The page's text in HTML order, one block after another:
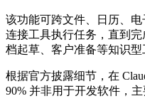
该功能可跨文件、日历、
连接工具执行任务，直到
档起草、客户准备等知识型
根据官方披露细节，在
90% 并非用于开发软件，